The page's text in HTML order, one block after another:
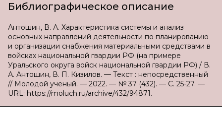
Библиографическое описание
Антошин, В. А. Характеристика системы и анализ
основных направлений деятельности по планированию
и организации снабжения материальными средствами в
войсках национальной гвардии РФ (на примере
Уральского округа войск национальной гвардии РФ) / В.
А. Антошин, В. П. Кизилов. — Текст : непосредственный
// Молодой ученый. — 2022. — № 37 (432). — С. 25-27. —
URL: https://moluch.ru/archive/432/94871.